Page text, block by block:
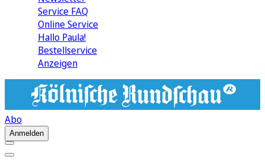
Service FAQ
Online Service
Hallo Paula!
Bestellservice
Anzeigen
Abo
Anmelden